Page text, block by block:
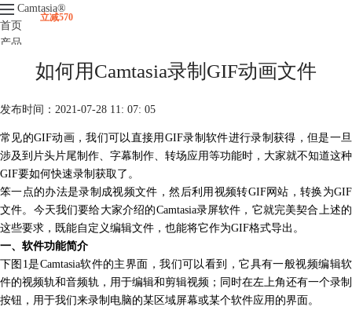
Camtasia®
首页
产品
立减570
视频课程
如何用Camtasia录制GIF动画文件
发布时间：2021-07-28 11: 07: 05
常见的GIF动画，我们可以直接用GIF录制软件进行录制获得，但是一旦
涉及到片头片尾制作、字幕制作、转场应用等功能时，大家就不知道这种
GIF要如何快速录制获取了。
笨一点的办法是录制成视频文件，然后利用视频转GIF网站，转换为GIF
文件。今天我们要给大家介绍的Camtasia录屏软件，它就完美契合上述的
这些要求，既能自定义编辑文件，也能将它作为GIF格式导出。
一、软件功能简介
下图1是Camtasia软件的主界面，我们可以看到，它具有一般视频编辑软
件的视频轨和音频轨，用于编辑和剪辑视频；同时在左上角还有一个录制
按钮，用于我们来录制电脑的某区域屏幕或某个软件应用的界面。